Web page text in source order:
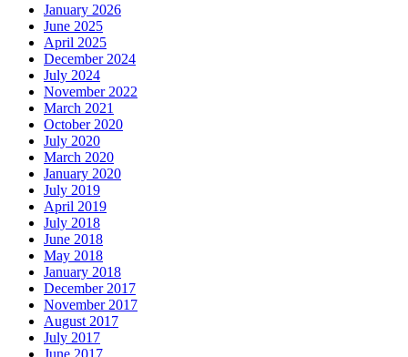
January 2026
June 2025
April 2025
December 2024
July 2024
November 2022
March 2021
October 2020
July 2020
March 2020
January 2020
July 2019
April 2019
July 2018
June 2018
May 2018
January 2018
December 2017
November 2017
August 2017
July 2017
June 2017